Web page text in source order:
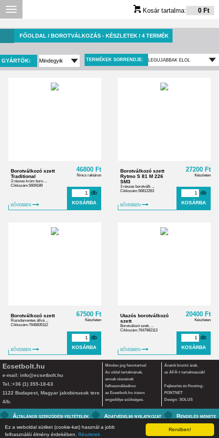
Rendben!
Ez a weboldal sütiket (cookie-kat) használ a jobb
felhasználói élmény érdekében. Részletek
Kosár tartalma: 0 Ft
FŐOLDAL / BOROTVÁLKOZÁS - KÉSZLETEK / 4 TERMÉK
GYÁRTÓK: TERMÉKEK SORRENDJE:
Borotválkozó szett
Traditional
3 részes króm boro ...
Cikkszám:5609189
BŐVEBBEN
46800 Ft
Nincs raktáron
db
Borotválkozó szett
Rytmo S 81 M 226
SM3
3 részes borotválk ...
Cikkszám:56812263
BŐVEBBEN
27200 Ft
Készleten
db
Borotválkozó szett
Rozsdamentes állvá ...
Cikkszám:7646835112
BŐVEBBEN
67500 Ft
Készleten
db
Utazós borotválkozó
szett
Borotválozó szett, ...
Cikkszám:7647982113
BŐVEBBEN
20400 Ft
Készleten
db
Ecsetbolt.hu
e-mail: info@ecsetbolt.hu
Tel.:+36 (1) 355-18-63
1122 Budapest, Magyar jakobinusok tere
4/b.
Minden jog fenntartva!
Az oldal tartalmának,
annak részeinek
felhasználásához
az Ecsetbolt.hu írásos
engedélye szükséges.
Áraink bruttó árak,
az ÁFÁ-t tartalmazzák!
Fejlesztés és Hosting:
PONTNET
Design: SOLUS
Általános szerződési feltételek Adatvédelmi nyilatkozat Rendelés menete